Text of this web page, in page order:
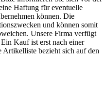
Haftung für eventuelle
können. Die
und können somit
Unsere Firma verfügt
Kauf ist erst nach einer
bezieht sich auf den